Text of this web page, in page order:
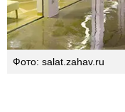
Фото: salat.zahav.ru